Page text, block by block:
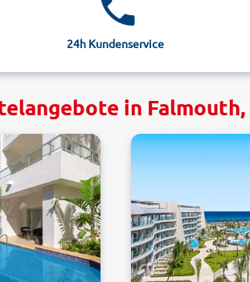
24h Kundenservice
in Falmouth,